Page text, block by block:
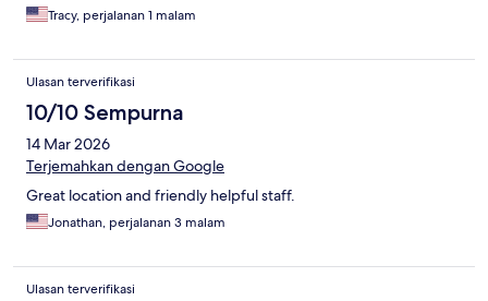
Tracy, perjalanan 1 malam
Ulasan terverifikasi
10/10 Sempurna
14 Mar 2026
Terjemahkan dengan Google
Great location and friendly helpful staff.
Jonathan, perjalanan 3 malam
Ulasan terverifikasi